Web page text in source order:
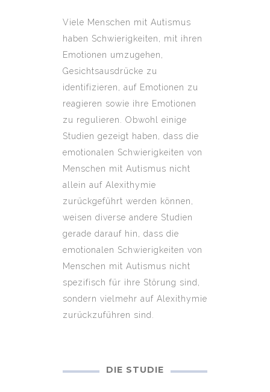
Viele Menschen mit Autismus
haben Schwierigkeiten, mit ihren
Emotionen umzugehen,
Gesichtsausdrücke zu
identifizieren, auf Emotionen zu
reagieren sowie ihre Emotionen
zu regulieren. Obwohl einige
Studien gezeigt haben, dass die
emotionalen Schwierigkeiten von
Menschen mit Autismus nicht
allein auf Alexithymie
zurückgeführt werden können,
weisen diverse andere Studien
gerade darauf hin, dass die
emotionalen Schwierigkeiten von
Menschen mit Autismus nicht
spezifisch für ihre Störung sind,
sondern vielmehr auf Alexithymie
zurückzuführen sind.
DIE STUDIE